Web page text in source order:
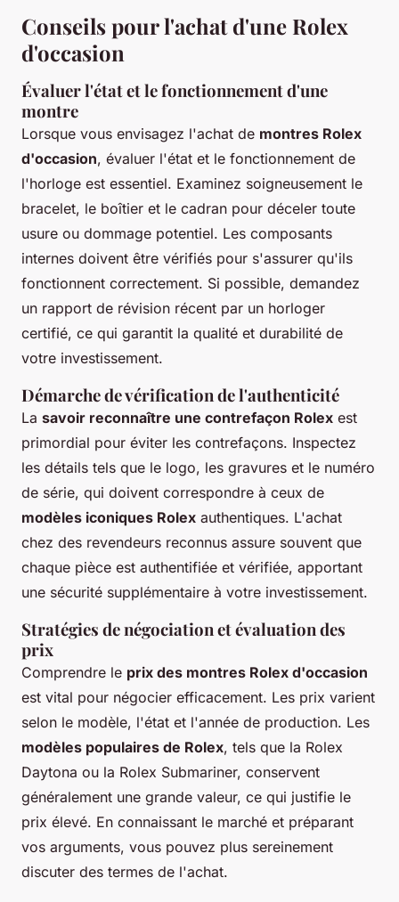
Conseils pour l'achat d'une Rolex
d'occasion
Évaluer l'état et le fonctionnement d'une
montre
Lorsque vous envisagez l'achat de montres Rolex
d'occasion, évaluer l'état et le fonctionnement de
l'horloge est essentiel. Examinez soigneusement le
bracelet, le boîtier et le cadran pour déceler toute
usure ou dommage potentiel. Les composants
internes doivent être vérifiés pour s'assurer qu'ils
fonctionnent correctement. Si possible, demandez
un rapport de révision récent par un horloger
certifié, ce qui garantit la qualité et durabilité de
votre investissement.
Démarche de vérification de l'authenticité
La savoir reconnaître une contrefaçon Rolex est
primordial pour éviter les contrefaçons. Inspectez
les détails tels que le logo, les gravures et le numéro
de série, qui doivent correspondre à ceux de
modèles iconiques Rolex authentiques. L'achat
chez des revendeurs reconnus assure souvent que
chaque pièce est authentifiée et vérifiée, apportant
une sécurité supplémentaire à votre investissement.
Stratégies de négociation et évaluation des
prix
Comprendre le prix des montres Rolex d'occasion
est vital pour négocier efficacement. Les prix varient
selon le modèle, l'état et l'année de production. Les
modèles populaires de Rolex, tels que la Rolex
Daytona ou la Rolex Submariner, conservent
généralement une grande valeur, ce qui justifie le
prix élevé. En connaissant le marché et préparant
vos arguments, vous pouvez plus sereinement
discuter des termes de l'achat.